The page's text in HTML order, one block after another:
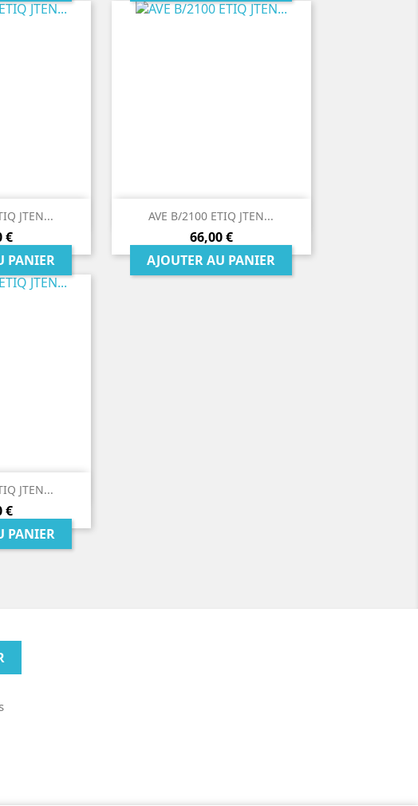
JTEN...
€
PANIER
rapide AVE B/2100 ETIQ JTEN...
Prix
66,00 €
AJOUTER AU PANIER
 Aperçu rapide
JTEN...
€
PANIER
rapide